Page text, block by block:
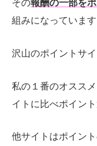
その報酬の一部を
組みになっています
沢山のポイントサ
私の１番のオスス
イトに比べポイン
他サイトはポイン